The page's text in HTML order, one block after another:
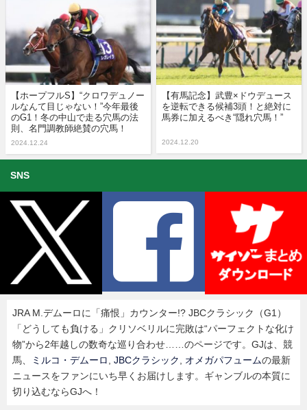
【ホープフルS】“クロワデュノー
ルなんて目じゃない！”今年最後
のG1！冬の中山で走る穴馬の法
則、名門調教師絶賛の穴馬！
2024.12.24
【有馬記念】武豊×ドウデュース
を逆転できる候補3頭！と絶対に
馬券に加えるべき“隠れ穴馬！”
2024.12.20
SNS
JRA M.デムーロに「痛恨」カウンター!? JBCクラシック（G1）
「どうしても負ける」クリソベリルに完敗は“パーフェクトな化け
物”から2年越しの数奇な巡り合わせ……のページです。GJは、競
馬、
ミルコ・デムーロ JBCクラシック オメガパフュームの最新
ニュースをファンにいち早くお届けします。ギャンブルの本質に
切り込むならGJへ！